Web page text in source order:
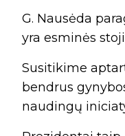
G. Nausėda
yra esminės
Susitikime
bendrus
naudingų